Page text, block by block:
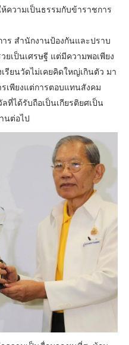
ความเป็นธรรมกับข้าราชการ
ร สำนักงานป้องกันและปราบ
เป็นเศรษฐี แต่มีความพอเพียง
รียนวัดไม่เคยคิดใหญ่เกินตัว มา
เพียงแต่การตอบแทนสังคม
ที่ได้รับถือเป็นเกียรติยศเป็น
นต่อไป